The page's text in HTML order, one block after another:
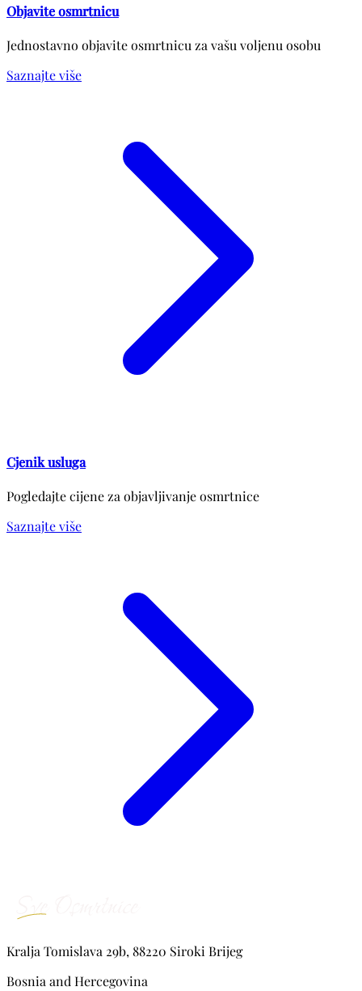
Objavite osmrtnicu
Jednostavno objavite osmrtnicu za vašu voljenu osobu
Saznajte više
Cjenik usluga
Pogledajte cijene za objavljivanje osmrtnice
Saznajte više
Kralja Tomislava 29b, 88220 Siroki Brijeg
Bosnia and Hercegovina